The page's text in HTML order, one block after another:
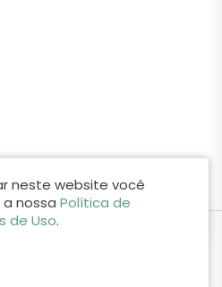
os direitos reservados.
neste website você
nossa Política de
de Uso.